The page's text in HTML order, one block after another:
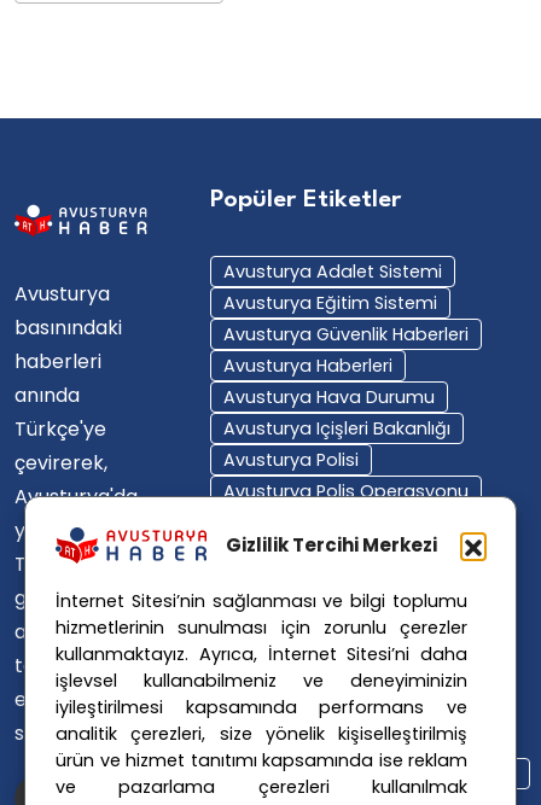
Gizlilik Tercihi Merkezi
İnternet Sitesi’nin sağlanması ve bilgi toplumu
hizmetlerinin sunulması için zorunlu çerezler
kullanmaktayız. Ayrıca, İnternet Sitesi’ni daha
işlevsel kullanabilmeniz ve deneyiminizin
iyileştirilmesi kapsamında performans ve
analitik çerezleri, size yönelik kişiselleştirilmiş
ürün ve hizmet tanıtımı kapsamında ise reklam
ve pazarlama çerezleri kullanılmak
Avusturya
basınındaki
haberleri
anında
Türkçe'ye
çevirerek,
Avusturya'da
yaşayan
Türklerin ülke
gündemini
ana dillerinde
takip
etmelerini
sağlıyoruz.
Popüler Etiketler
Avusturya Adalet Sistemi
Avusturya Eğitim Sistemi
Avusturya Güvenlik Haberleri
Avusturya Haberleri
Avusturya Hava Durumu
Avusturya Içişleri Bakanlığı
Avusturya Polisi
Avusturya Polis Operasyonu
Avusturya Sağlık Sistemi
Avusturya Suç Haberleri
Avusturya Trafik Haberleri
Donald Trump
FPÖ
Graz Okul Saldırısı
Internet Dolandırıcılığı
Itfaiye Müdahalesi
Viyana Polisi